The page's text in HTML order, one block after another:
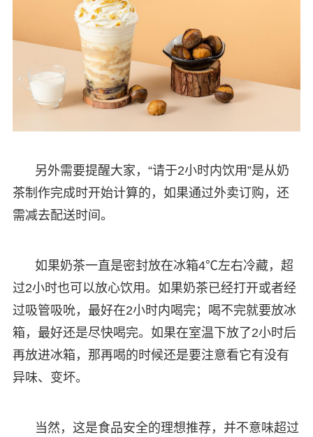
另外需要提醒大家，“请于2小时内饮用”是从奶
茶制作完成时开始计算的，如果通过外卖订购，还
需减去配送时间。
如果奶茶一直是密封放在冰箱4℃左右冷藏，超
过2小时也可以放心饮用。如果奶茶已经打开或者经
过吸管吸吮，最好在2小时内喝完；喝不完就要放冰
箱，最好还是尽快喝完。如果在室温下放了2小时后
再放进冰箱，那再喝的时候还是要注意看它有没有
异味、变坏。
当然，这是食品安全的理想推荐，并不意味超过